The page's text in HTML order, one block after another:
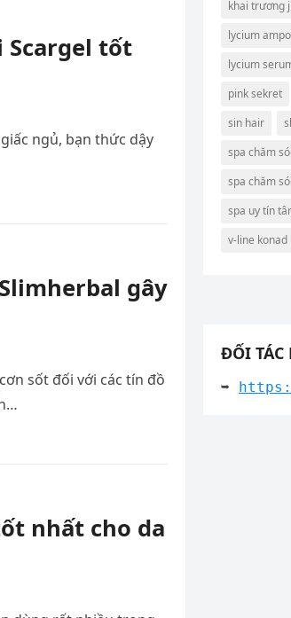
Scargel tốt
ngủ, bạn thức dậy
gây
sốt đối với các tín đồ
nhất cho da
khai trương
lycium
lycium
pink sekret
sin hair
spa chăm
spa chăm
spa uy tín
v-line konad
ĐỐI TÁC
➥